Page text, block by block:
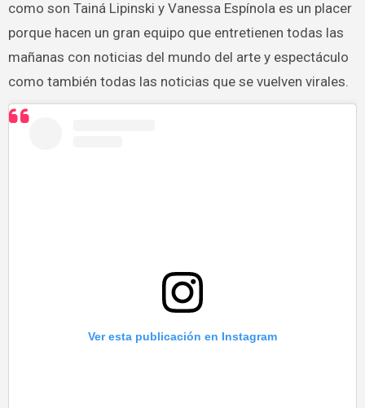
como son Tainá Lipinski y Vanessa Espínola es un placer
porque hacen un gran equipo que entretienen todas las
mañanas con noticias del mundo del arte y espectáculo
como también todas las noticias que se vuelven virales.
Ver esta publicación en Instagram